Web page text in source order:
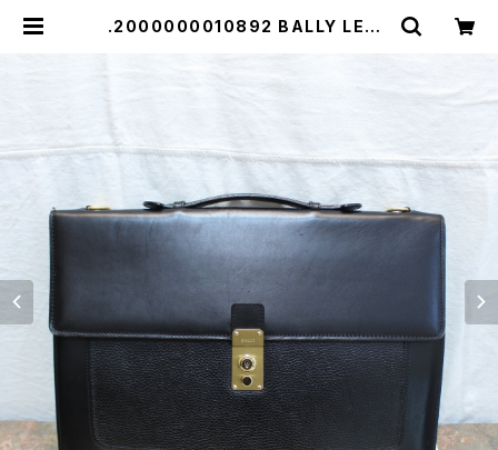
.2000000010892 BALLY LEAT